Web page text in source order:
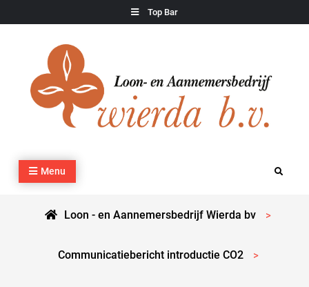
to
Top Bar
Loon – en Aannemersbedrijf Wierda bv
Kraan- en machineverhuur, agrarisch werk, grondverzet,
cultuurtechnisch werk en transport
Menu Search
Loon - en Aannemersbedrijf Wierda bv >
Communicatiebericht introductie CO2 >